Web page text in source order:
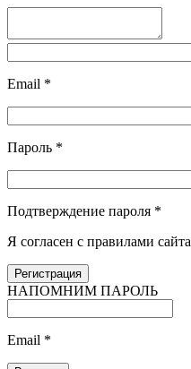
Email *
Пароль *
Подтверждение пароля *
Я согласен с правилами сайта
НАПОМНИМ ПАРОЛЬ
Email *